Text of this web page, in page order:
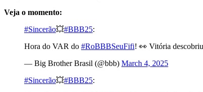
Veja o momento:
#Sincerão💥#BBB25:
Hora do VAR do #RoBBBSeuFifi! 👀 Vitória
— Big Brother Brasil (@bbb) March 4, 2025
#Sincerão💥#BBB25: